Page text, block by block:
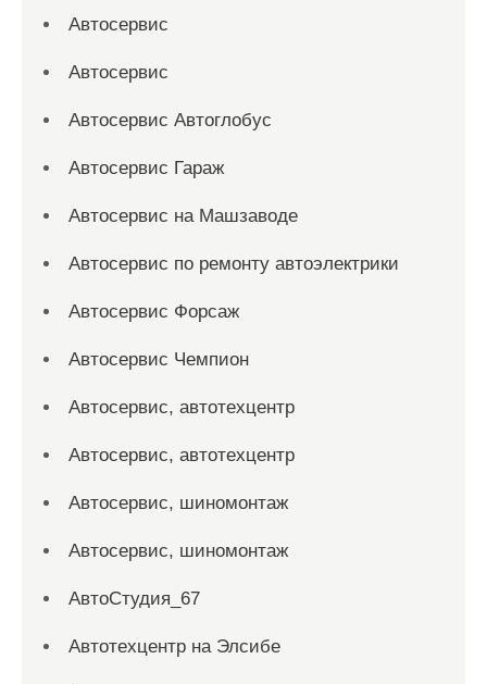
Автосервис
Автосервис
Автосервис Автоглобус
Автосервис Гараж
Автосервис на Машзаводе
Автосервис по ремонту автоэлектрики
Автосервис Форсаж
Автосервис Чемпион
Автосервис, автотехцентр
Автосервис, автотехцентр
Автосервис, шиномонтаж
Автосервис, шиномонтаж
АвтоСтудия_67
Автотехцентр на Элсибе